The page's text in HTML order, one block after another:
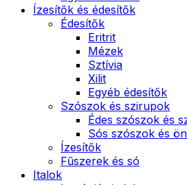
Ízesítők és édesítők
Édesítők
Eritrit
Mézek
Sztívia
Xilit
Egyéb édesítők
Szószok és szirupok
Édes szószok és
Sós szószok és
Ízesítők
Fűszerek és só
Italok